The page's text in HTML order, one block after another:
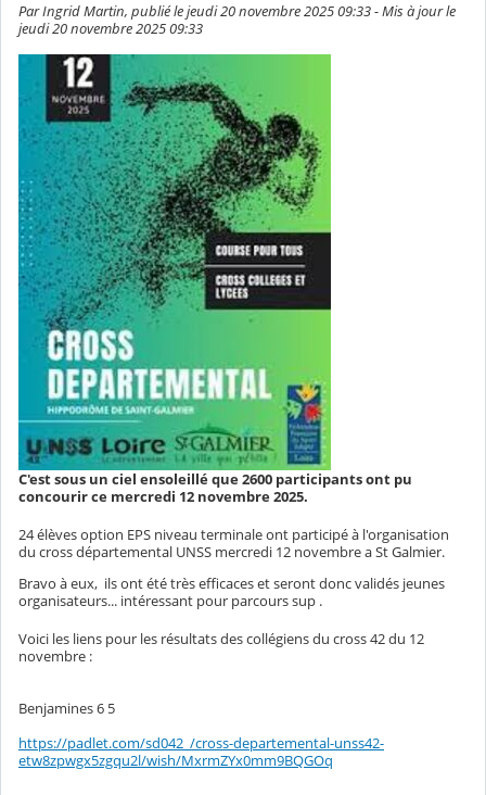
Par Ingrid Martin, publié le jeudi 20 novembre 2025 09:33 - Mis à jour le
jeudi 20 novembre 2025 09:33
C'est sous un ciel ensoleillé que 2600 participants ont pu
concourir ce mercredi 12 novembre 2025.
24 élèves option EPS niveau terminale ont participé à l'organisation
du cross départemental UNSS mercredi 12 novembre a St Galmier.
Bravo à eux, ils ont été très efficaces et seront donc validés jeunes
organisateurs... intéressant pour parcours sup .
Voici les liens pour les résultats des collégiens du cross 42 du 12
novembre :
Benjamines 6 5
https://padlet.com/sd042_/cross-departemental-unss42-
etw8zpwgx5zgqu2l/wish/MxrmZYx0mm9BQGOq